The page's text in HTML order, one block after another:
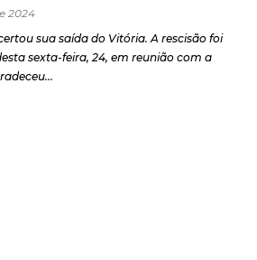
2024
sua saída do Vitória. A rescisão foi
sexta-feira, 24, em reunião com a